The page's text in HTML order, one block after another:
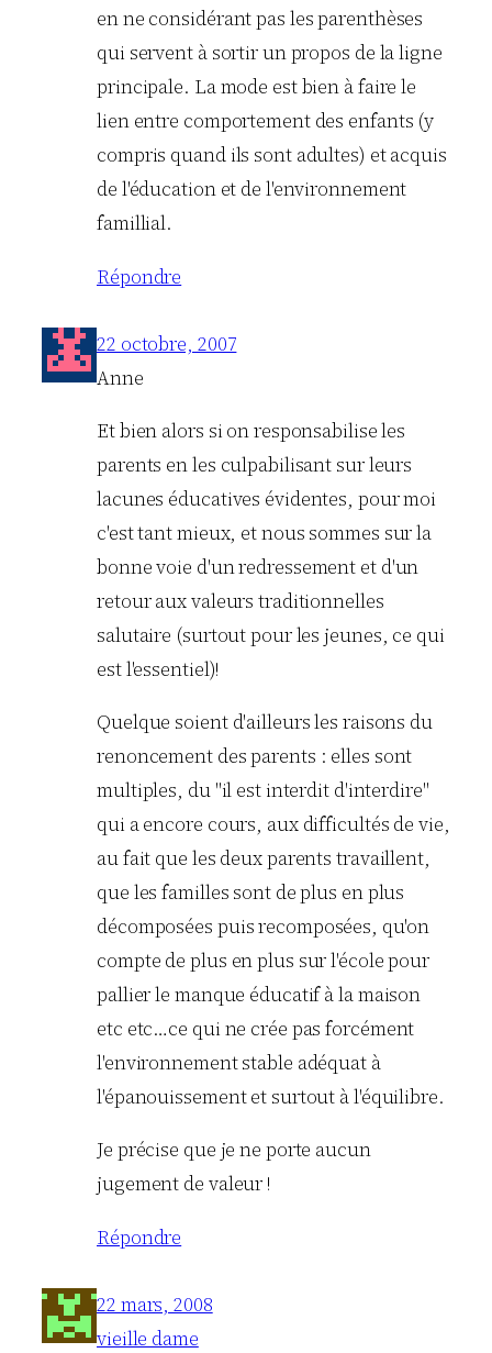
en ne considérant pas les parenthèses
qui servent à sortir un propos de la ligne
principale. La mode est bien à faire le
lien entre comportement des enfants (y
compris quand ils sont adultes) et acquis
de l'éducation et de l'environnement
famillial.
Répondre
22 octobre, 2007
Anne
Et bien alors si on responsabilise les
parents en les culpabilisant sur leurs
lacunes éducatives évidentes, pour moi
c'est tant mieux, et nous sommes sur la
bonne voie d'un redressement et d'un
retour aux valeurs traditionnelles
salutaire (surtout pour les jeunes, ce qui
est l'essentiel)!
Quelque soient d'ailleurs les raisons du
renoncement des parents : elles sont
multiples, du "il est interdit d'interdire"
qui a encore cours, aux difficultés de vie,
au fait que les deux parents travaillent,
que les familles sont de plus en plus
décomposées puis recomposées, qu'on
compte de plus en plus sur l'école pour
pallier le manque éducatif à la maison
etc etc…ce qui ne crée pas forcément
l'environnement stable adéquat à
l'épanouissement et surtout à l'équilibre.
Je précise que je ne porte aucun
jugement de valeur !
Répondre
22 mars, 2008
vieille dame